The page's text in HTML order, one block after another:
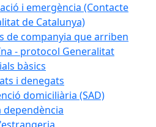
i emergència (Contacte
de Catalunya)
de companyia que arriben
- protocol Generalitat
bàsics
i denegats
domiciliària (SAD)
dependència